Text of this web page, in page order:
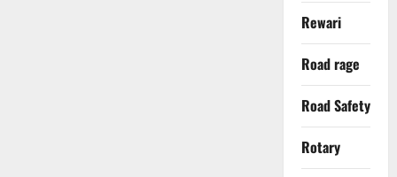
Rewari
Road rage
Road Safety
Rotary